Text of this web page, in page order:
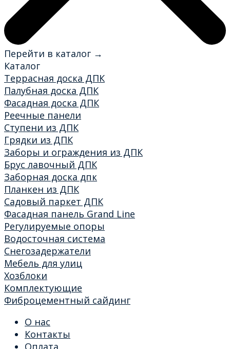
Перейти в каталог →
Каталог
Террасная доска ДПК
Палубная доска ДПК
Фасадная доска ДПК
Реечные панели
Ступени из ДПК
Грядки из ДПК
Заборы и ограждения из ДПК
Брус лавочный ДПК
Заборная доска дпк
Планкен из ДПК
Садовый паркет ДПК
Фасадная панель Grand Line
Регулируемые опоры
Водосточная система
Снегозадержатели
Мебель для улиц
Хозблоки
Комплектующие
Фиброцементный сайдинг
О нас
Контакты
Оплата